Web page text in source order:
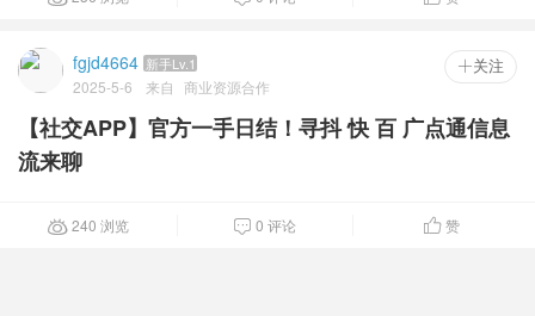
fgjd4664 新手Lv.1
2025-5-6 来自 商业资源合作
 关注
【社交APP】官方一手日结！寻抖 快 百 广点通信息
流来聊
240 浏览  0 评论 赞